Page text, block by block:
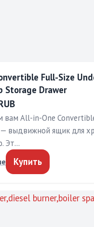
Full-Size
Storage Drawer
вам All-in-One
выдвижной ящик для
Эт…
Купить